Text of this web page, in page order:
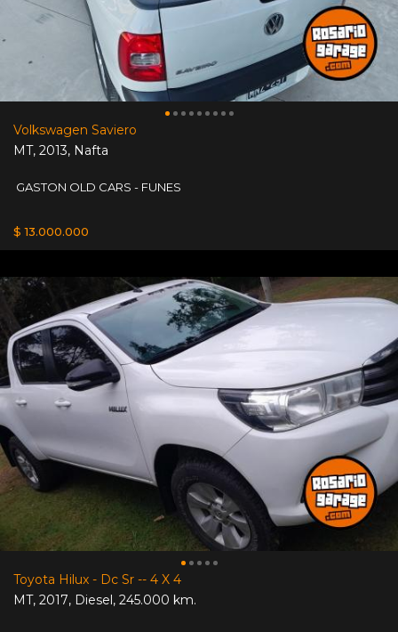
Volkswagen Saviero
MT, 2013, Nafta
GASTON OLD CARS - FUNES
$ 13.000.000
Toyota Hilux - Dc Sr -- 4 X 4
MT, 2017, Diesel, 245.000 km.